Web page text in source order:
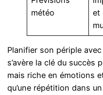
météo
et
Planifier son périple
s’avère la clé du succès
mais riche en émotions
qu’une répétition dans